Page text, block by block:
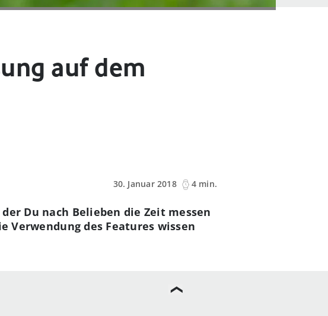
auf dem
30. Januar 2018
4 min.
Du nach Belieben die Zeit messen
Verwendung des Features wissen